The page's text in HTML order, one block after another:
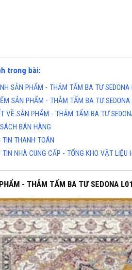
trong bài:
SẢN PHẨM - THẢM TẤM BA TƯ
SẢN PHẨM - THẢM TẤM BA TƯ
VỀ SẢN PHẨM - THẢM TẤM BA TƯ
BÁN HÀNG
TIN THANH TOÁN
TIN NHÀ CUNG CẤP - TỔNG KHO VẬT LIỆU
- THẢM TẤM BA TƯ SEDONA